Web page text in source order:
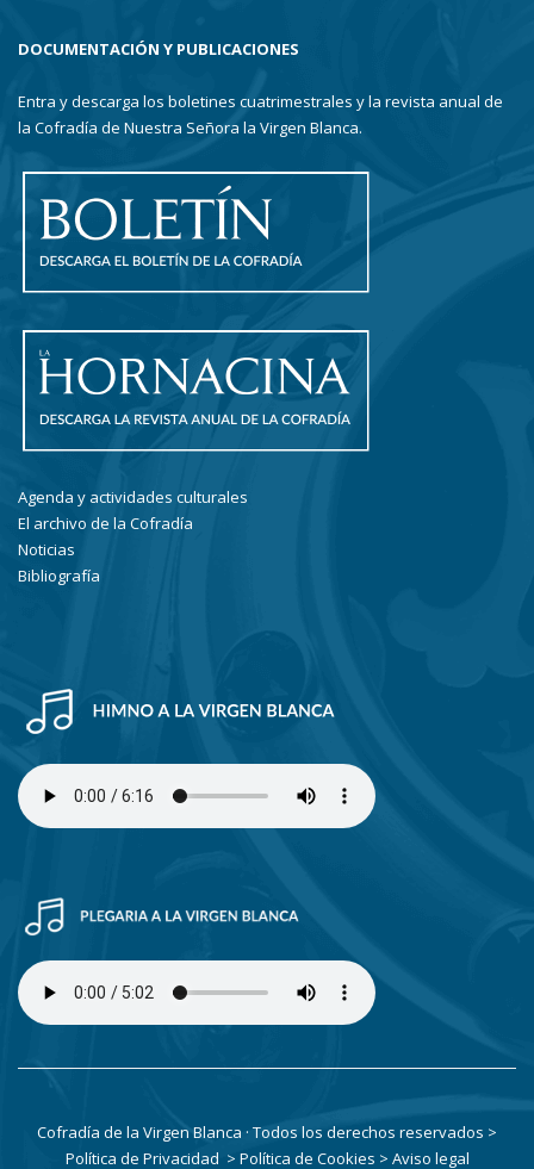
DOCUMENTACIÓN Y PUBLICACIONES
Entra y descarga los boletines cuatrimestrales y la revista anual de
la Cofradía de Nuestra Señora la Virgen Blanca.
Agenda y actividades culturales
El archivo de la Cofradía
Noticias
Bibliografía
Cofradía de la Virgen Blanca · Todos los derechos reservados >
Política de Privacidad > Política de Cookies > Aviso legal